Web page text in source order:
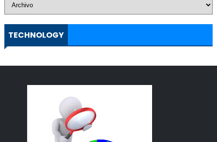
TECHNOLOGY